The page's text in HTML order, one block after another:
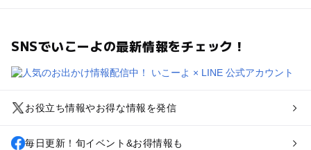
SNSでいこーよの最新情報をチェック！
お役立ち情報やお得な情報を発信
毎日更新！旬イベント&お得情報も